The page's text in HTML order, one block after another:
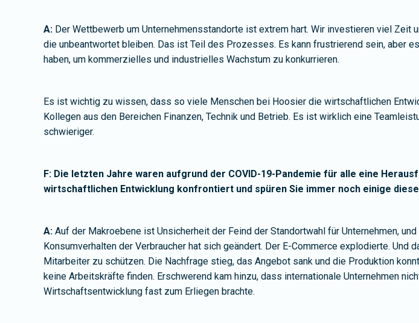
A: Der Wettbewerb um Unternehmensstandorte ist extrem hart. Wir investieren viel Zeit
die unbeantwortet bleiben. Das ist Teil des Prozesses. Es kann frustrierend sein, aber
haben, um kommerzielles und industrielles Wachstum zu konkurrieren.
Es ist wichtig zu wissen, dass so viele Menschen bei Hoosier die wirtschaftlichen
Kollegen aus den Bereichen Finanzen, Technik und Betrieb. Es ist wirklich eine
schwieriger.
F: Die letzten Jahre waren aufgrund der COVID-19-Pandemie für alle eine
wirtschaftlichen Entwicklung konfrontiert und spüren Sie immer noch einige
A: Auf der Makroebene ist Unsicherheit der Feind der Standortwahl für Unternehmen,
Konsumverhalten der Verbraucher hat sich geändert. Der E-Commerce explodierte.
Mitarbeiter zu schützen. Die Nachfrage stieg, das Angebot sank und die Produktion
keine Arbeitskräfte finden. Erschwerend kam hinzu, dass internationale Unternehmen
Wirtschaftsentwicklung fast zum Erliegen brachte.